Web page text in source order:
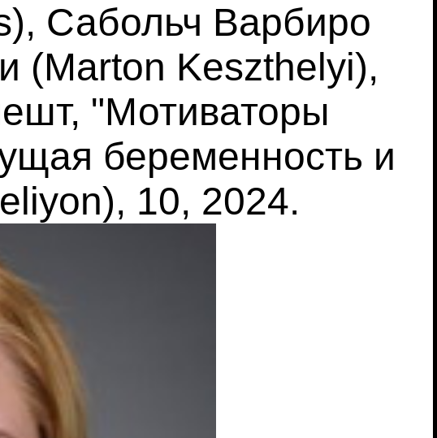
Сабольч Варбиро
(Marton Keszthelyi),
"Мотиваторы
беременность и
10, 2024.